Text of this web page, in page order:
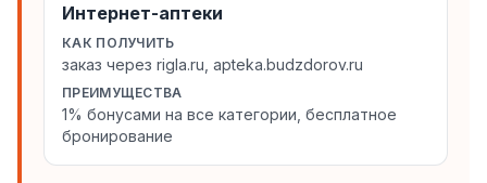
Интернет-аптеки
КАК ПОЛУЧИТЬ
заказ через rigla.ru, apteka.budzdorov.ru
ПРЕИМУЩЕСТВА
1% бонусами на все категории, бесплатное
бронирование